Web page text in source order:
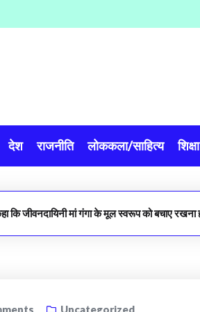
देश राजनीति लोककला/साहित्य शिक्षा
कि जीवनदायिनी मां गंगा के मूल स्वरूप को बचाए
Uncategorized